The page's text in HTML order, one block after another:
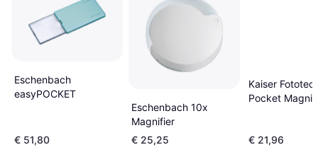
Eschenbach
easyPOCKET
€ 51,80
Eschenbach 10x
Magnifier
€ 25,25
Kaiser
Pocket
€ 21,96